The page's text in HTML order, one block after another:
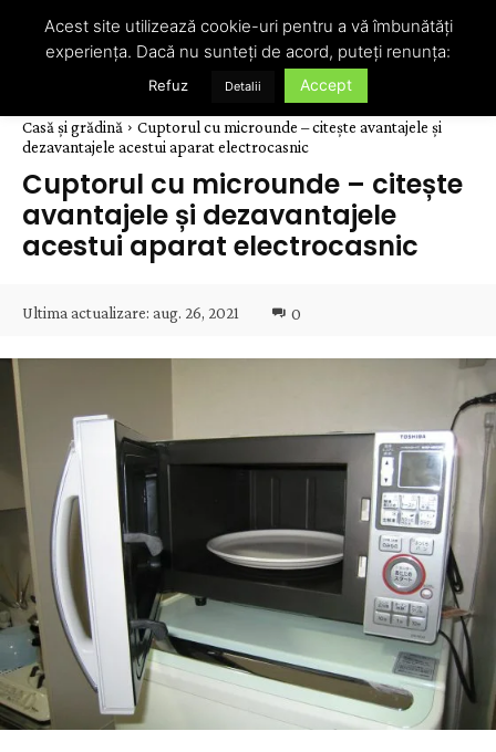
Casă și grădină
Cuptorul cu microunde – citește avantajele și
dezavantajele acestui aparat electrocasnic
Cuptorul cu microunde – citește
avantajele și dezavantajele
acestui aparat electrocasnic
Ultima actualizare: aug. 26, 2021 0
Acest site utilizează cookie-uri pentru a vă îmbunătăți
experiența. Dacă nu sunteți de acord, puteți renunța:
Refuz Detalii Accept